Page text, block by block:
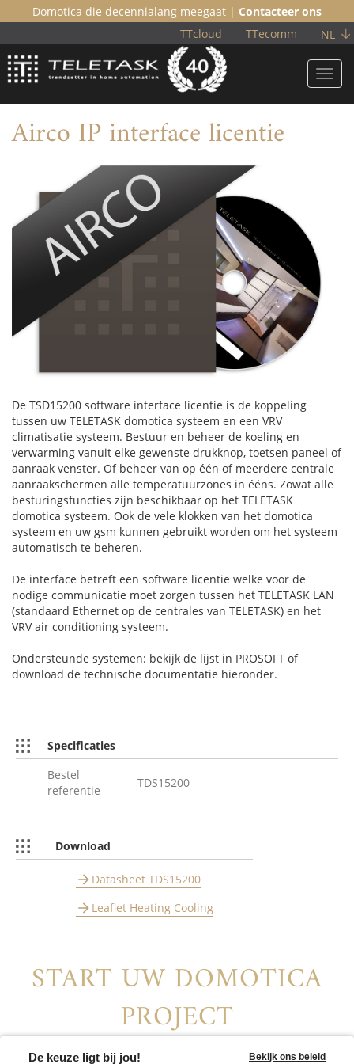
Domotica die decennialang meegaat | Contacteer ons
NL
TTecomm
TTcloud
Airco IP interface licentie
De TSD15200 software interface licentie is de koppeling
tussen uw TELETASK domotica systeem en een VRV
climatisatie systeem. Bestuur en beheer de koeling en
verwarming vanuit elke gewenste drukknop, toetsen paneel of
aanraak venster. Of beheer van op één of meerdere centrale
aanraakschermen alle temperatuurzones in ééns. Zowat alle
besturingsfuncties zijn beschikbaar op het TELETASK
domotica systeem. Ook de vele klokken van het domotica
systeem en uw gsm kunnen gebruikt worden om het systeem
automatisch te beheren.
De interface betreft een software licentie welke voor de
nodige communicatie moet zorgen tussen het TELETASK LAN
(standaard Ethernet op de centrales van TELETASK) en het
VRV air conditioning systeem.
Ondersteunde systemen: bekijk de lijst in PROSOFT of
download de technische documentatie hieronder.
Specificaties
Bestel
referentie
TDS15200
Download
Datasheet TDS15200
Leaflet Heating Cooling
START UW DOMOTICA
PROJECT